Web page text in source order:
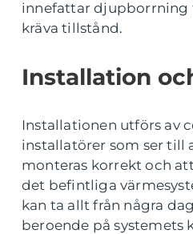
innefattar djupborrning
kräva tillstånd.
Installation
Installationen utförs av
installatörer som ser till
monteras korrekt och
det befintliga
kan ta allt från några
beroende på systemets